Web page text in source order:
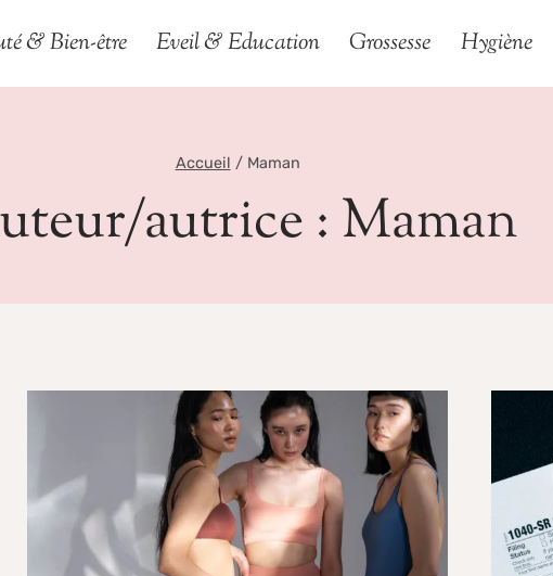
& Bien-être Eveil & Education Grossesse Hygiène
Accueil / Maman
autrice : Maman